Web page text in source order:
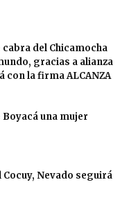
del Chicamocha
gracias a alianza
con la firma ALCANZA
Boyacá una mujer
Nevado seguirá